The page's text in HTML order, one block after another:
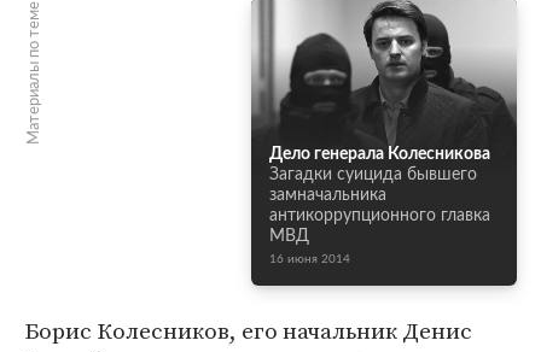
Материалы по теме
Дело генерала Колесникова
Загадки суицида бывшего
замначальника
антикоррупционного главка
МВД
16 июня 2014
Борис Колесников, его начальник Денис